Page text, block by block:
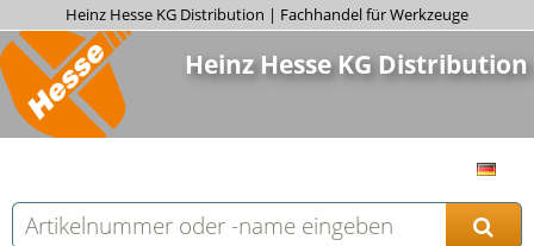
Heinz Hesse KG Distribution | Fachhandel für Werkzeuge
Heinz Hesse KG Distribution